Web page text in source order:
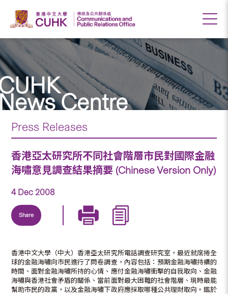
Centre
Press Releases
香港亞太研究所不同社會階層市民對國際金融
海嘯意見調查結果摘要 (Chinese Version Only)
4 Dec 2008
Share
香港中文大學（中大）香港亞太研究所電話調查研究室，最近就席捲全
球的金融海嘯向市民進行了問卷調查，內容包括：預期金融海嘯持續的
時間、面對金融海嘯所持的心情、應付金融海嘯衝擊的自我取向、金融
海嘯與香港社會矛盾的關係、當前面對最大困難的社會階層、現時最能
幫助市民的政黨，以及金融海嘯下政府應採取哪種公共理財取向。鑑於